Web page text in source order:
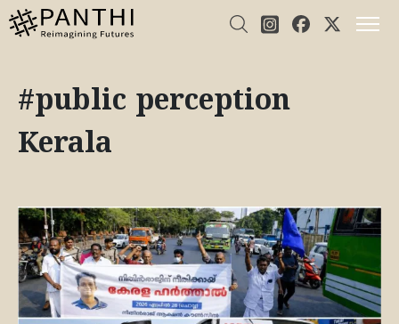
#public perception
Kerala